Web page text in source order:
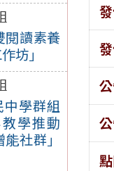
閱讀素養
坊」
學群組
學推動
社群」